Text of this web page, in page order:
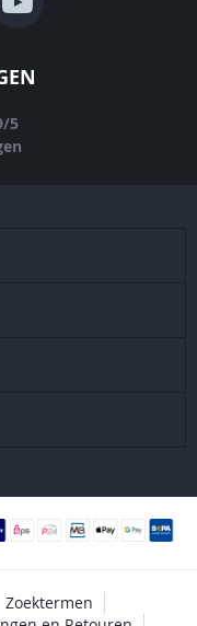
/5
Zoektermen